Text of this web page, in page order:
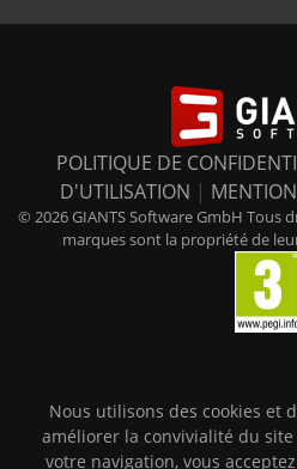
POLITIQUE DE
D'UTILISATION |
© 2026 GIANTS Software GmbH Tous
marques sont la propriété de
Nous utilisons des cookies et
améliorer la convivialité du
votre navigation, vous